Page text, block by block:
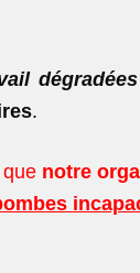
dégradées
.
notre